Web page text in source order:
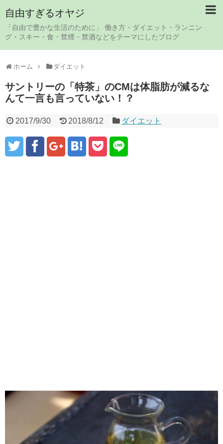
自由すぎるオヤジ
「自由で豊かな生活のために」 働き方・ダイエット・ランニン
グ・スキー・食・禁煙・禁酒などをテーマにしたブログ
ホーム ダイエット
サントリーの「特茶」のCMは体脂肪が減るな
んて一言も言っていない！？
2017/9/30 2018/8/12 ダイエット